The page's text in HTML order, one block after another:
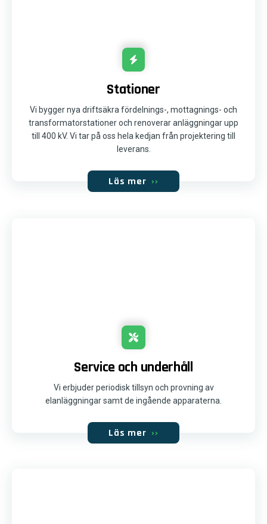
Stationer
Vi bygger nya driftsäkra fördelnings-, mottagnings- och
transformatorstationer och renoverar anläggningar upp
till 400 kV. Vi tar på oss hela kedjan från projektering till
leverans.
Läs mer ››
Service och underhåll
Vi erbjuder periodisk tillsyn och provning av
elanläggningar samt de ingående apparaterna.
Läs mer ››